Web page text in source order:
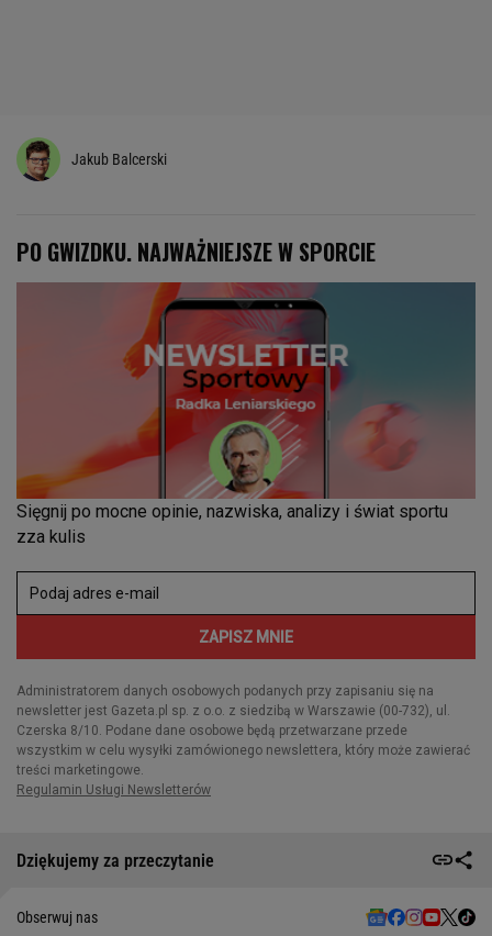
Jakub Balcerski
Dziękujemy za przeczytanie
Obserwuj nas